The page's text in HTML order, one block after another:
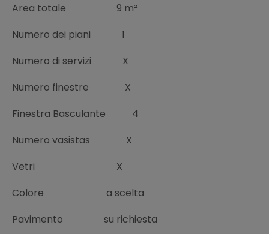
Area totale
9 m²
Numero dei piani
1
Numero di servizi
X
Numero finestre
X
Finestra Basculante
4
Numero vasistas
X
Vetri
X
Colore
a scelta
Pavimento
su richiesta